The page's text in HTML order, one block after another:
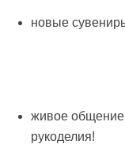
новые
живое
рукоделия!